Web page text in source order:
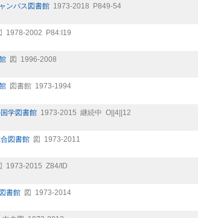
ンパス図書館 1973-2018
P849-54
1978-2002
P84:I19
図
1996-2008
図書館 1973-1994
学図書館 1973-2015 継続中 O||4||12
図書館 図
1973-2011
1973-2015 Z84/ID
書館 図
1973-2014